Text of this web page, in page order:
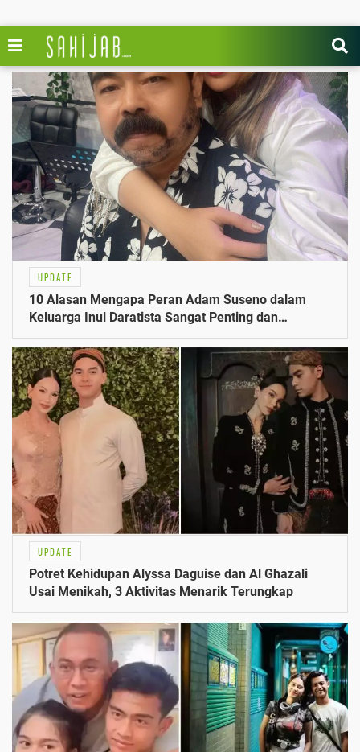
UPDATE
10 Alasan Mengapa Peran Adam Suseno dalam
Keluarga Inul Daratista Sangat Penting dan
Mengejutkan
UPDATE
Potret Kehidupan Alyssa Daguise dan Al Ghazali
Usai Menikah, 3 Aktivitas Menarik Terungkap